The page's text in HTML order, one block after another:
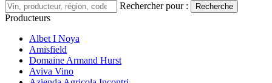
Rechercher pour : Recherche
Producteurs
Albet I Noya
Amisfield
Domaine Armand Hurst
Aviva Vino